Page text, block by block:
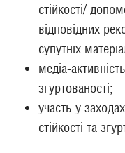
стійкості/
відповідних
супутніх
медіа-
згуртованості;
участь у
стійкості та